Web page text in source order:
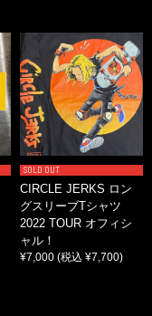
SOLD OUT
CIRCLE JERKS ロン
グスリーブTシャツ
2022 TOUR オフィシ
ャル！
¥7,000 (税込 ¥7,700)